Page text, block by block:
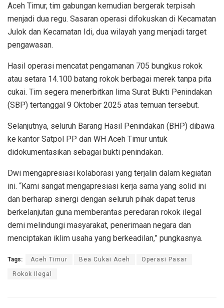
Aceh Timur, tim gabungan kemudian bergerak terpisah
menjadi dua regu. Sasaran operasi difokuskan di Kecamatan
Julok dan Kecamatan Idi, dua wilayah yang menjadi target
pengawasan.
Hasil operasi mencatat pengamanan 705 bungkus rokok
atau setara 14.100 batang rokok berbagai merek tanpa pita
cukai. Tim segera menerbitkan lima Surat Bukti Penindakan
(SBP) tertanggal 9 Oktober 2025 atas temuan tersebut.
Selanjutnya, seluruh Barang Hasil Penindakan (BHP) dibawa
ke kantor Satpol PP dan WH Aceh Timur untuk
didokumentasikan sebagai bukti penindakan.
Dwi mengapresiasi kolaborasi yang terjalin dalam kegiatan
ini. “Kami sangat mengapresiasi kerja sama yang solid ini
dan berharap sinergi dengan seluruh pihak dapat terus
berkelanjutan guna memberantas peredaran rokok ilegal
demi melindungi masyarakat, penerimaan negara dan
menciptakan iklim usaha yang berkeadilan,” pungkasnya.
Tags: Aceh Timur Bea Cukai Aceh Operasi Pasar
Rokok Ilegal